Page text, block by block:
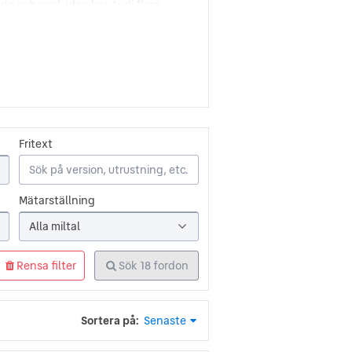
bilar. Det är enkelt att finna en
är Audi synonymt med Quattro
teknik och innovativ design
Fritext
Mätarställning
Alla miltal
Rensa filter Sök 18fordon
Sortera på: Senaste